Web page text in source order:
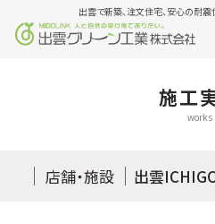
出雲で新築、注文住宅、安心の耐
施工
works
店舗・施設 出雲